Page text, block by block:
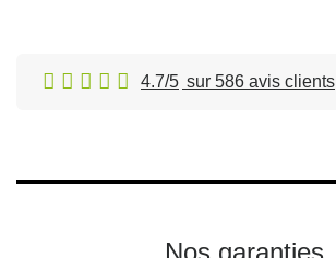
4.7/5 sur 586 avis clients
Nos garanties